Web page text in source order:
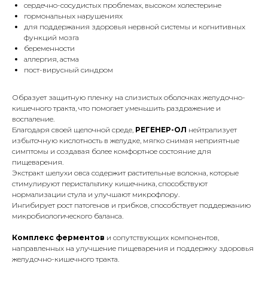
сердечно-сосудистых проблемах, высоком холестерине
гормональных нарушениях
для поддержания здоровья нервной системы и когнитивных
функций мозга
беременности
аллергия, астма
пост-вирусный синдром
Образует защитную пленку на слизистых оболочках желудочно-
кишечного тракта, что помогает уменьшить раздражение и
воспаление.
Благодаря своей щелочной среде, РЕГЕНЕР-ОЛ нейтрализует
избыточную кислотность в желудке, мягко снимая неприятные
симптомы и создавая более комфортное состояние для
пищеварения.
Экстракт шелухи овса содержит растительные волокна, которые
стимулируют перистальтику кишечника, способствуют
нормализации стула и улучшают микрофлору.
Ингибирует рост патогенов и грибков, способствует поддержанию
микробиологического баланса.
Комплекс ферментов и сопутствующих компонентов,
направленных на улучшение пищеварения и поддержку здоровья
желудочно-кишечного тракта.